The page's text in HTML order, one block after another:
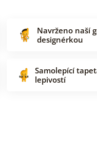
Navrženo naší
designérkou
Samolepící
lepivostí